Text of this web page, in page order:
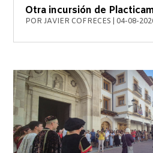
Otra incursión de
PORJAVIER COFRECES 04-08-